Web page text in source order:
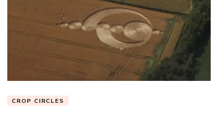
CROP CIRCLES